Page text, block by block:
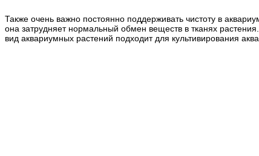
Также очень важно постоянно поддерживать чистоту в
она затрудняет нормальный обмен веществ в тканях
вид аквариумных растений подходит для культивирования